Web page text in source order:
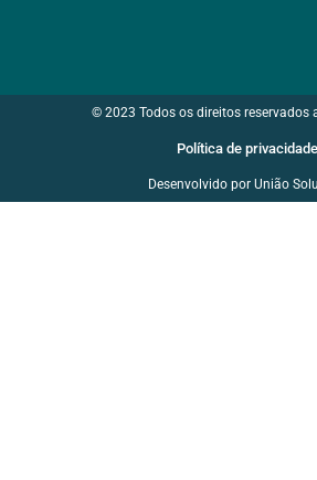
© 2023 Todos os direitos reservados
Política de privacidade
Desenvolvido por União